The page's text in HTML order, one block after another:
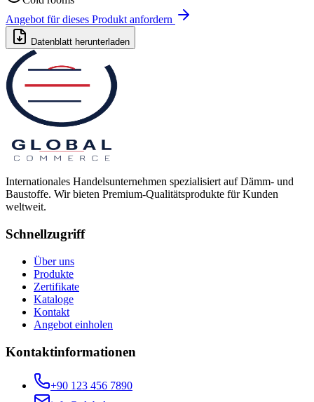
Angebot für dieses Produkt anfordern
Datenblatt herunterladen
Internationales Handelsunternehmen spezialisiert auf Dämm- und
Baustoffe. Wir bieten Premium-Qualitätsprodukte für Kunden
weltweit.
Schnellzugriff
Über uns
Produkte
Zertifikate
Kataloge
Kontakt
Angebot einholen
Kontaktinformationen
+90 123 456 7890